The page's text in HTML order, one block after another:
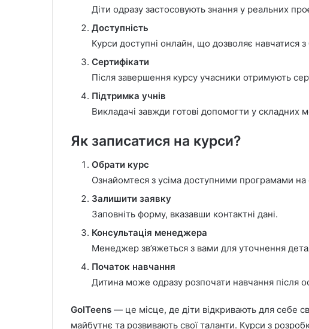
Діти одразу застосовують знання у реальних
Доступність
Курси доступні онлайн, що дозволяє навчатися з
Сертифікати
Після завершення курсу учасники отримують
Підтримка учнів
Викладачі завжди готові допомогти у складних
Як записатися на курси?
Обрати курс
Ознайомтеся з усіма доступними програмами на
Залишити заявку
Заповніть форму, вказавши контактні дані.
Консультація менеджера
Менеджер зв’яжеться з вами для уточнення
Початок навчання
Дитина може одразу розпочати навчання після
GoITeens — це місце, де діти відкривають для себе
майбутнє та розвивають свої таланти. Курси з